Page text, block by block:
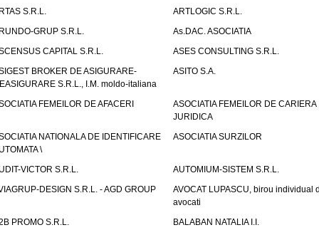
S.R.L.
ARTLOGIC S.R.L.
GRUP S.R.L.
As.DAC. ASOCIATIA
CAPITAL S.R.L.
ASES CONSULTING S.R.L.
BROKER DE ASIGURARE-
S.R.L., I.M. moldo-italiana
ASITO S.A.
FEMEILOR DE AFACERI
ASOCIATIA FEMEILOR DE CARIERA
JURIDICA
NATIONALA DE IDENTIFICARE
\
ASOCIATIA SURZILOR
VICTOR S.R.L.
AUTOMIUM-SISTEM S.R.L.
DESIGN S.R.L. - AGD GROUP
AVOCAT LUPASCU, birou individual
avocati
PROMO S.R.L.
BALABAN NATALIA I.I.